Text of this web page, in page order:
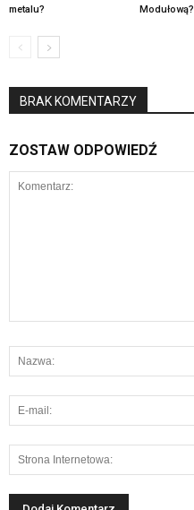
metalu? Modułową?
BRAK KOMENTARZY
ZOSTAW ODPOWIEDŹ